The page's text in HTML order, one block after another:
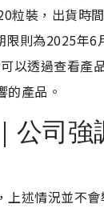
粒裝，出貨時
限則為2025年6
以透過查看產
的產品。
公司強
上述情況並不